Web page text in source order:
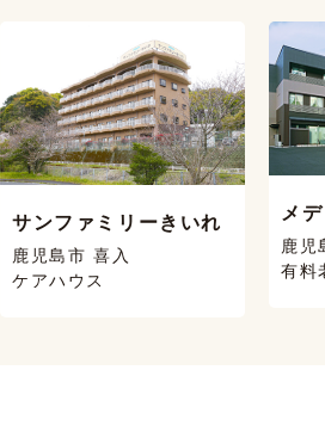
サンファミリーきいれ
鹿児島市 喜入
ケアハウス
メ
鹿児
有料